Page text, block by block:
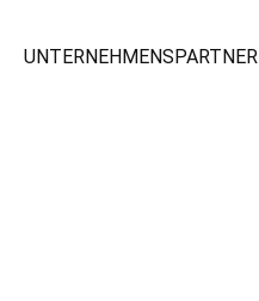
UNTERNEHMENSPARTNER